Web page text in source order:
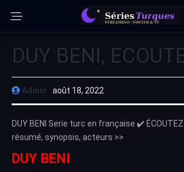
DUY BENI,
Admin août 18, 2022
DUY BENI Serie turc en française ✔️
résumé, synopsis, acteurs >>
DUY BENI